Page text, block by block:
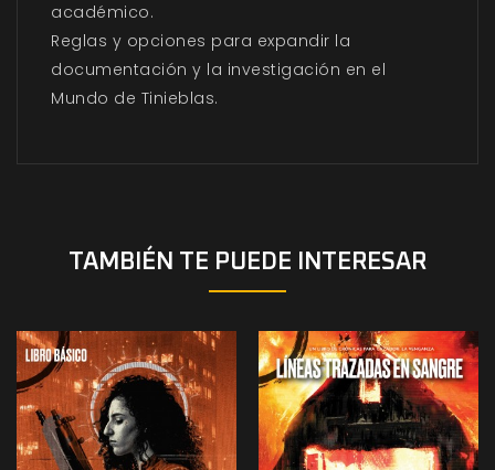
académico.
Reglas y opciones para expandir la
documentación y la investigación en el
Mundo de Tinieblas.
TAMBIÉN TE PUEDE INTERESAR